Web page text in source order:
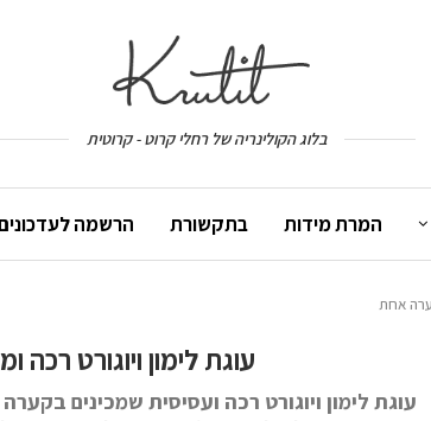
בלוג הקולינריה של רחלי קרוט - קרוטית
המרת מידות בתקשורת הרשמה
אחת
עוגת לימון ויוגורט
עוגת לימון ויוגורט רכה ועסיסית שמכינים